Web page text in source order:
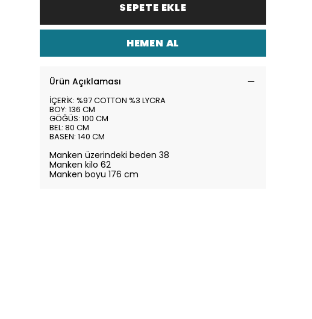
SEPETE EKLE
HEMEN AL
Ürün Açıklaması
İÇERİK: %97 COTTON %3 LYCRA
BOY: 136 CM
GÖĞÜS: 100 CM
BEL: 80 CM
BASEN: 140 CM
Manken üzerindeki beden 38
Manken kilo 62
Manken boyu 176 cm